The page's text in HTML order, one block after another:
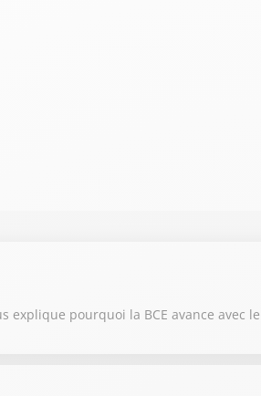
explique pourquoi la BCE avance